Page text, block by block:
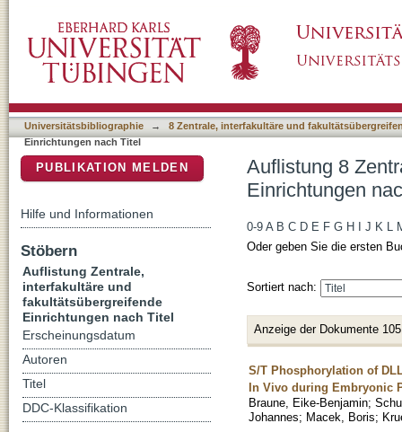
Universitätsbibliographie →
8 Zentrale, interfakultäre und
Einrichtungen nach Titel
Auflistung 8
Einrichtungen
0-9 A B C D E F G H J K L
Oder geben Sie die ersten
Sortiert nach:
Anzeige der Dokumente
S/T Phosphorylation of
In Vivo during Embryonic
Braune, Eike-Benjamin;
Johannes; Macek, Boris;
PUBLIKATION MELDEN
Hilfe und Informationen
Stöbern
Auflistung Zentrale,
interfakultäre und
fakultätsübergreifende
Einrichtungen nach Titel
Erscheinungsdatum
Autoren
Titel
DDC-Klassifikation